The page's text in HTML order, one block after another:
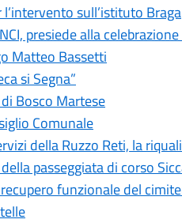
sull’istituto Braga
presiede alla
Matteo Bassetti
si Segna”
Bosco Martese
Comunale
della Ruzzo Reti, la
passeggiata di corso
funzionale del